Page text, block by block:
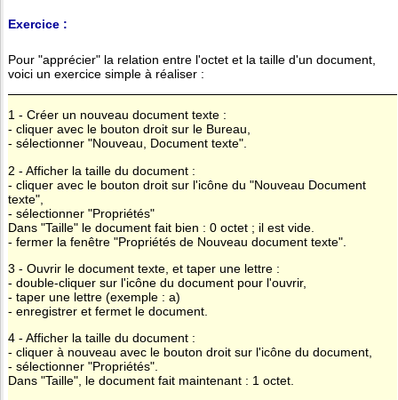
Exercice :
Pour "apprécier" la relation entre l'octet et la taille d'un document,
voici un exercice simple à réaliser :
1 - Créer un nouveau document texte :
- cliquer avec le bouton droit sur le Bureau,
- sélectionner "Nouveau, Document texte".
2 - Afficher la taille du document :
- cliquer avec le bouton droit sur l'icône du "Nouveau Document
texte",
- sélectionner "Propriétés"
Dans "Taille" le document fait bien : 0 octet ; il est vide.
- fermer la fenêtre "Propriétés de Nouveau document texte".
3 - Ouvrir le document texte, et taper une lettre :
- double-cliquer sur l'icône du document pour l'ouvrir,
- taper une lettre (exemple : a)
- enregistrer et fermet le document.
4 - Afficher la taille du document :
- cliquer à nouveau avec le bouton droit sur l'icône du document,
- sélectionner "Propriétés".
Dans "Taille", le document fait maintenant : 1 octet.